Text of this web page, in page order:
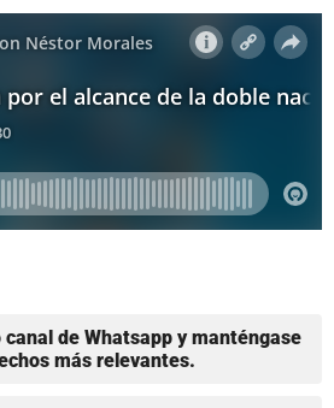
de Whatsapp y manténgase
más relevantes.